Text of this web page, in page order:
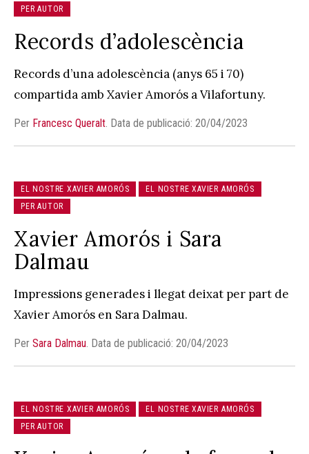
PER AUTOR
Records d’adolescència
Records d’una adolescència (anys 65 i 70)
compartida amb Xavier Amorós a Vilafortuny.
Per Francesc Queralt. Data de publicació: 20/04/2023
EL NOSTRE XAVIER AMORÓS
EL NOSTRE XAVIER AMORÓS
PER AUTOR
Xavier Amorós i Sara
Dalmau
Impressions generades i llegat deixat per part de
Xavier Amorós en Sara Dalmau.
Per Sara Dalmau. Data de publicació: 20/04/2023
EL NOSTRE XAVIER AMORÓS
EL NOSTRE XAVIER AMORÓS
PER AUTOR